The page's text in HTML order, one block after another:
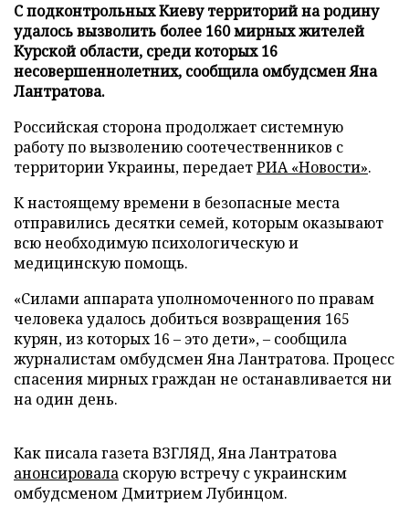
С подконтрольных Киеву территорий на родину
удалось вызволить более 160 мирных жителей
Курской области, среди которых 16
несовершеннолетних, сообщила омбудсмен Яна
Лантратова.
Российская сторона продолжает системную
работу по вызволению соотечественников с
территории Украины, передаетРИА «Новости».
К настоящему времени в безопасные места
отправились десятки семей, которым оказывают
всю необходимую психологическую и
медицинскую помощь.
«Силами аппарата уполномоченного по правам
человека удалось добиться возвращения 165
курян, из которых 16 – это дети», – сообщила
журналистам омбудсмен Яна Лантратова. Процесс
спасения мирных граждан не останавливается ни
на один день.
Как писала газета ВЗГЛЯД, Яна Лантратова
анонсировала скорую встречу с украинским
омбудсменом Дмитрием Лубинцом.